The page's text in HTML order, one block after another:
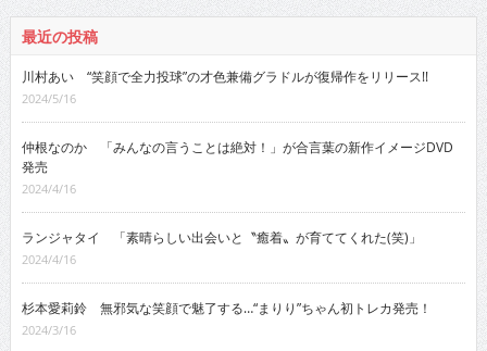
最近の投稿
川村あい “笑顔で全力投球”の才色兼備グラドルが復帰作をリリース!!
2024/5/16
仲根なのか 「みんなの言うことは絶対！」が合言葉の新作イメージDVD
発売
2024/4/16
ランジャタイ 「素晴らしい出会いと〝癒着〟が育ててくれた(笑)」
2024/4/16
杉本愛莉鈴 無邪気な笑顔で魅了する…“まりり”ちゃん初トレカ発売！
2024/3/16